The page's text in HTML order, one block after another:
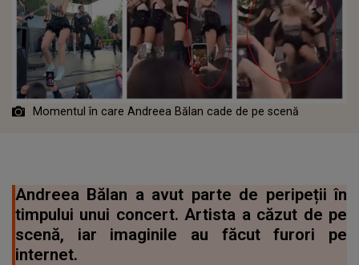
Momentul în care Andreea Bălan cade de pe scenă
Andreea Bălan a avut parte de peripeții în
timpului unui concert. Artista a căzut de pe
scenă, iar imaginile au făcut furori pe
internet.